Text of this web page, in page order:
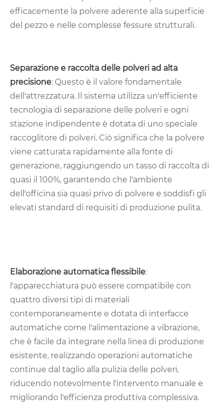
efficacemente la polvere aderente alla superficie
del pezzo e nelle complesse fessure strutturali.
Separazione e raccolta delle polveri ad alta
precisione: Questo è il valore fondamentale
dell'attrezzatura. Il sistema utilizza un'efficiente
tecnologia di separazione delle polveri e ogni
stazione indipendente è dotata di uno speciale
raccoglitore di polveri. Ciò significa che la polvere
viene catturata rapidamente alla fonte di
generazione, raggiungendo un tasso di raccolta di
quasi il 100%, garantendo che l'ambiente
dell'officina sia quasi privo di polvere e soddisfi gli
elevati standard di requisiti di produzione pulita.
Elaborazione automatica flessibile:
l'apparecchiatura può essere compatibile con
quattro diversi tipi di materiali
contemporaneamente e dotata di interfacce
automatiche come l'alimentazione a vibrazione,
che è facile da integrare nella linea di produzione
esistente, realizzando operazioni automatiche
continue dal taglio alla pulizia delle polveri,
riducendo notevolmente l'intervento manuale e
migliorando l'efficienza produttiva complessiva.